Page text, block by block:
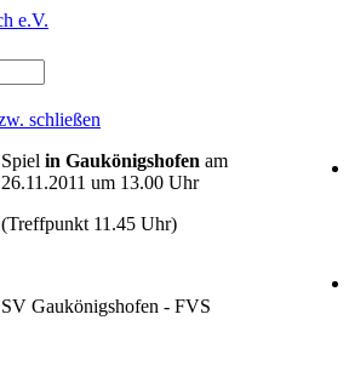
Spiel in Gaukönigshofen am
26.11.2011 um 13.00 Uhr
(Treffpunkt 11.45 Uhr)
SV Gaukönigshofen - FVS